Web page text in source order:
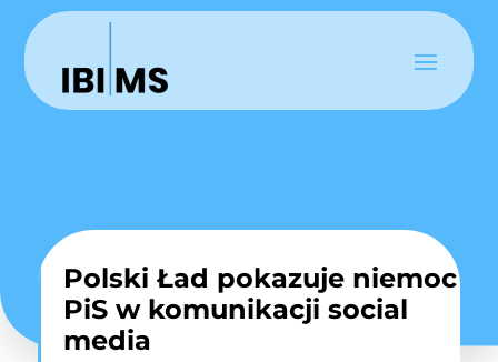
Polski Ład pokazuje niemoc
PiS w komunikacji social
media